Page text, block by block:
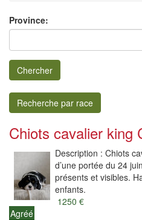
Province:
Chercher
Recherche par race
Chiots cavalier king
Description : Chiots
d’une portée du 24
présents et visibles.
enfants.
1250 €
Agréé